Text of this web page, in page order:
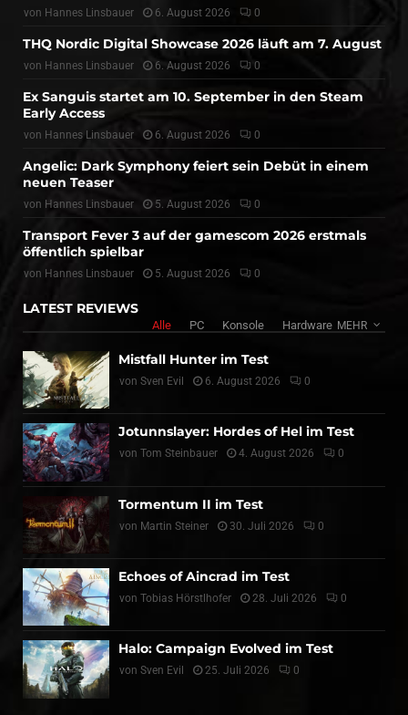
von Hannes Linsbauer 6. August 2026 0
THQ Nordic Digital Showcase 2026 läuft am 7. August
von Hannes Linsbauer 6. August 2026 0
Ex Sanguis startet am 10. September in den Steam
Early Access
von Hannes Linsbauer 6. August 2026 0
Angelic: Dark Symphony feiert sein Debüt in einem
neuen Teaser
von Hannes Linsbauer 5. August 2026 0
Transport Fever 3 auf der gamescom 2026 erstmals
öffentlich spielbar
von Hannes Linsbauer 5. August 2026 0
LATEST REVIEWS
Alle PC Konsole Hardware MEHR
Mistfall Hunter im Test
von Sven Evil 6. August 2026 0
Jotunnslayer: Hordes of Hel im Test
von Tom Steinbauer 4. August 2026 0
Tormentum II im Test
von Martin Steiner 30. Juli 2026 0
Echoes of Aincrad im Test
von Tobias Hörstlhofer 28. Juli 2026 0
Halo: Campaign Evolved im Test
von Sven Evil 25. Juli 2026 0